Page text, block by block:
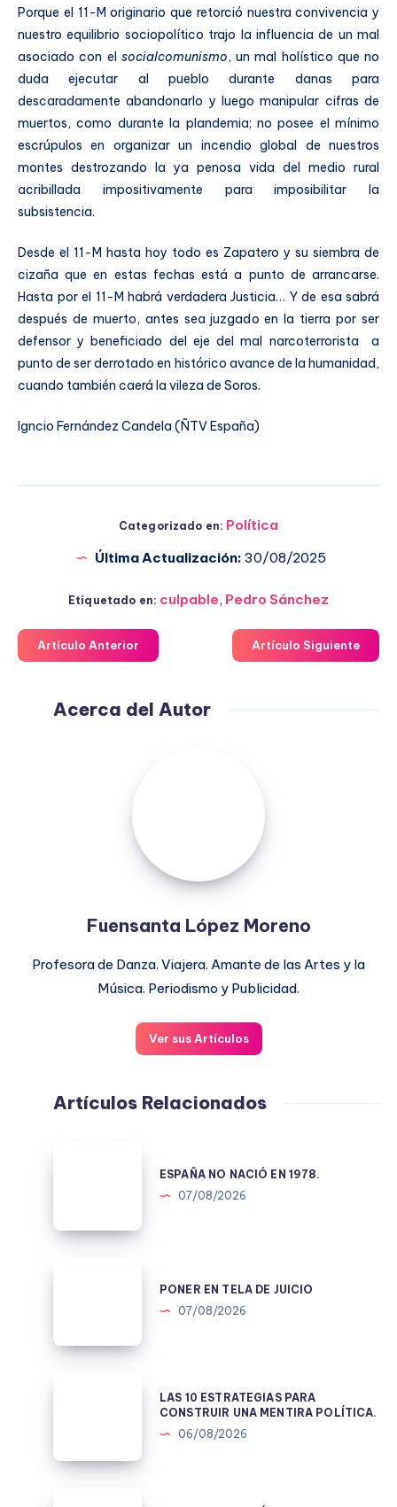
Porque el 11-M originario que retorció nuestra convivencia y
nuestro equilibrio sociopolítico trajo la influencia de un mal
asociado con el socialcomunismo, un mal holístico que no
duda ejecutar al pueblo durante danas para
descaradamente abandonarlo y luego manipular cifras de
muertos, como durante la plandemia; no posee el mínimo
escrúpulos en organizar un incendio global de nuestros
montes destrozando la ya penosa vida del medio rural
acribillada impositivamente para imposibilitar la
subsistencia.
Desde el 11-M hasta hoy todo es Zapatero y su siembra de
cizaña que en estas fechas está a punto de arrancarse.
Hasta por el 11-M habrá verdadera Justicia… Y de esa sabrá
después de muerto, antes sea juzgado en la tierra por ser
defensor y beneficiado del eje del mal narcoterrorista a
punto de ser derrotado en histórico avance de la humanidad,
cuando también caerá la vileza de Soros.
Igncio Fernández Candela (ÑTV España)
Categorizado en: Política
Última Actualización: 30/08/2025
Etiquetado en: culpable, Pedro Sánchez
Artículo Anterior Artículo Siguiente
Acerca del Autor
Fuensanta López Moreno
Profesora de Danza. Viajera. Amante de las Artes y la
Música. Periodismo y Publicidad.
Ver sus Artículos
Artículos Relacionados
1978.
ESPAÑA NO NACIÓ EN 1978.
07/08/2026
JUICIO
PONER EN TELA DE JUICIO
07/08/2026
CONSTRUIR
LAS 10 ESTRATEGIAS PARA
CONSTRUIR UNA MENTIRA POLÍTICA.
06/08/2026